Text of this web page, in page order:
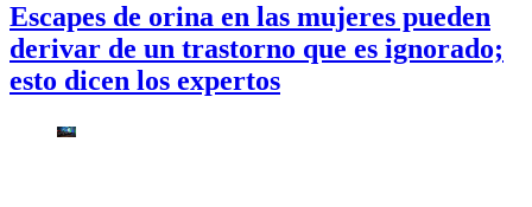
Escapes de orina en las mujeres pueden
derivar de un trastorno que es ignorado;
esto dicen los expertos